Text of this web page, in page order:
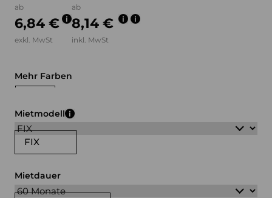
ab
6,84 €
exkl. MwSt
ab
8,14 €
inkl. MwSt
Mehr Farben
FIX
Mietmodell
Mietdauer